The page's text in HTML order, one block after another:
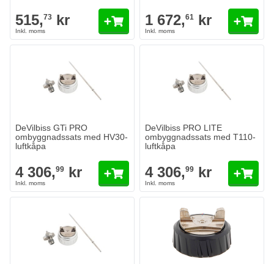
515,73 kr 1 672,61 kr
Munstycksöppning
kr
Lägg till i kundvagn
DeVilbiss GTi PRO
ombyggnadssats med HV30-
luftkåpa
4 306,99 kr
Munstycksöppning
kr
Lägg till i
DeVilbiss PRO LITE
ombyggnadssats med T110-
luftkåpa
4 306,99 kr
Munstycksöppning
kr
Lägg till i kundvagn